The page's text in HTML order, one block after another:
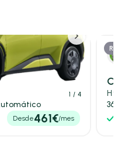
1 / 4
Desde461€/mes
36